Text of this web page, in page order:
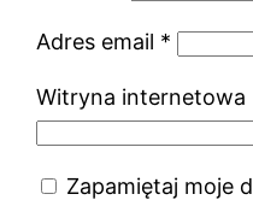
Adres email *
Witryna internetowa
Zapamiętaj moje